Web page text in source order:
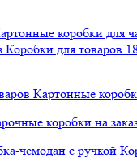
коробки для
Коробки для товаров
Картонные
коробки на
чемодан с ручкой